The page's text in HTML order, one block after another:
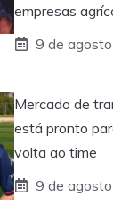
empresas
9 de
Mercado de
está pronto
volta ao time
9 de